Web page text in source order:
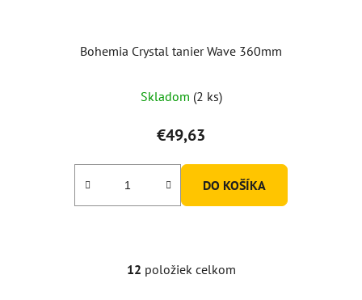
Bohemia Crystal tanier Wave 360mm
Skladom (2 ks)
€49,63
DO KOŠÍKA
O
12 položiek celkom